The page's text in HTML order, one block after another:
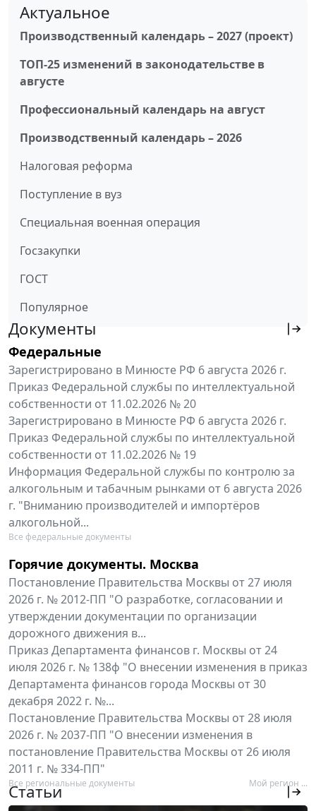
Актуальное
Производственный календарь – 2027 (проект)
ТОП-25 изменений в законодательстве в
августе
Профессиональный календарь на август
Производственный календарь – 2026
Налоговая реформа
Поступление в вуз
Специальная военная операция
Госзакупки
ГОСТ
Популярное
Документы
Федеральные
Зарегистрировано в Минюсте РФ 6 августа 2026 г.
Приказ Федеральной службы по интеллектуальной
собственности от 11.02.2026 № 20
Зарегистрировано в Минюсте РФ 6 августа 2026 г.
Приказ Федеральной службы по интеллектуальной
собственности от 11.02.2026 № 19
Информация Федеральной службы по контролю за
алкогольным и табачным рынками от 6 августа 2026
г. "Вниманию производителей и импортёров
алкогольной...
Все федеральные документы
Горячие документы. Москва
Постановление Правительства Москвы от 27 июля
2026 г. № 2012-ПП "О разработке, согласовании и
утверждении документации по организации
дорожного движения в...
Приказ Департамента финансов г. Москвы от 24
июля 2026 г. № 138ф "О внесении изменения в приказ
Департамента финансов города Москвы от 30
декабря 2022 г. №...
Постановление Правительства Москвы от 28 июля
2026 г. № 2037-ПП "О внесении изменения в
постановление Правительства Москвы от 26 июля
2011 г. № 334-ПП"
Все региональные документы Мой регион ...
Статьи